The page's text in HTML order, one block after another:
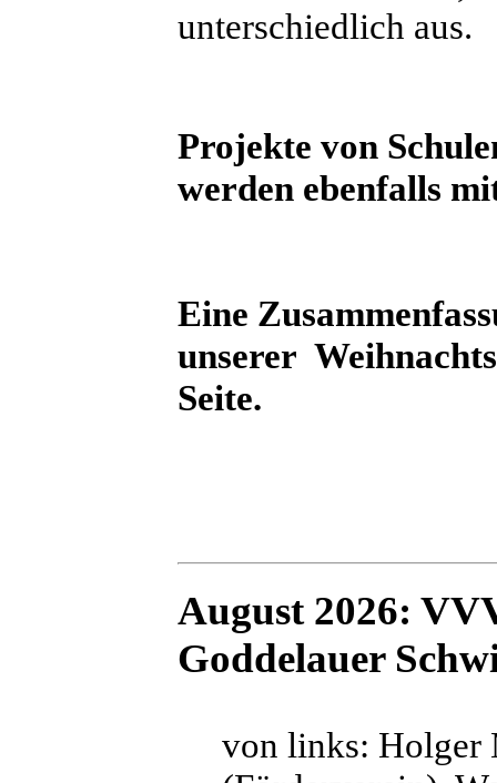
unterschiedlich aus.
Projekte von
werden ebenfalls
Eine
unserer
Seite.
August 2026:
Goddelauer
von links: Holger